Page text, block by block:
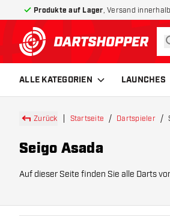
Produkte auf Lager , Versand
zurück zur
ALLE KATEGORIEN LAUNCHES
Zurück Startseite Dartspieler
Seigo Asada
Auf dieser Seite finden Sie alle Darts